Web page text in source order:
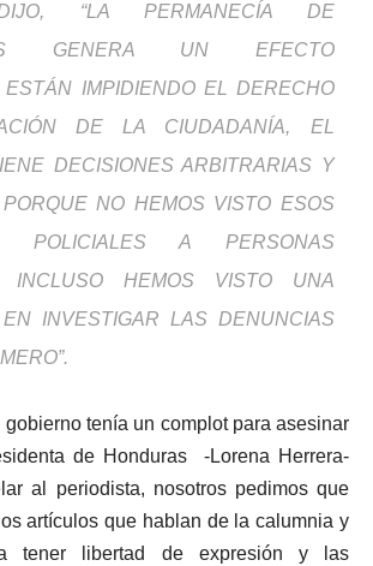
“LA PERMANECÍA DE
GENERA UN EFECTO
ESTÁN IMPIDIENDO EL DERECHO
DE LA CIUDADANÍA, EL
DECISIONES ARBITRARIAS Y
NO HEMOS VISTO ESOS
POLICIALES A PERSONAS
INCLUSO HEMOS VISTO UNA
INVESTIGAR LAS DENUNCIAS
gobierno tenía un complot para asesinar
de Honduras -Lorena Herrera-
al periodista, nosotros pedimos que
artículos que hablan de la calumnia y
tener libertad de expresión y las